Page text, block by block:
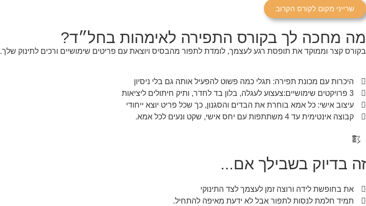
שרייני מקום לקורס הקרוב
מה מחכה לך בקורס התפירה לאימהות בחל״ד?
בקורס קצר וממוקד את תופסת רגע לעצמך, לומדת לתפור מהבסיס ויוצאת עם פריטים שימושיים ורכים לתינוק שלך.
היכרות עם מכונת תפירה: תגלי כמה פשוט להפעיל אותה גם בלי ניסיון
3 פרויקטים שימושיים:צעצוע לעגלה, בלון בד לחדר, ותיק חיתולים ליציאות
עיצוב אישי: כל אמא בוחרת את הבדים והסגנון, כך שכל פריט יוצא ייחודי
קבוצה אינטימית עד 4 משתתפות עם יחס אישי, שקט ונעים לכל אמא.
זה בדיוק בשבילך אם...
את בחופשת לידה ורוצה זמן לעצמך לצד התינוקי
תמיד חלמת לנסות לתפור אבל לא ידעת מאיפה להתחיל.